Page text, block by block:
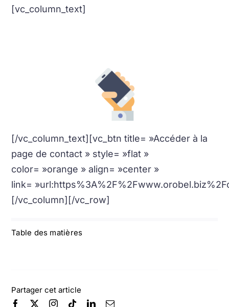
Table des matières
Partager cet article
[vc_column_text]
[/vc_column_text][vc_btn title= »Accéder à la
page de contact » style= »flat »
color= »orange » align= »center »
link=
[/vc_column][/vc_row]